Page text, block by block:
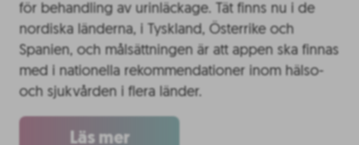
för behandling av urinläckage. Tät finns nu i de
nordiska länderna, i Tyskland, Österrike och
Spanien, och målsättningen är att appen ska finnas
med i nationella rekommendationer inom hälso-
och sjukvården i flera länder.
Läs mer